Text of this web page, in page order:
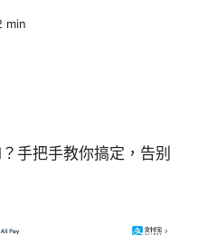
min
手把手教你搞定，告别